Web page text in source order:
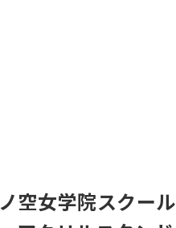
空女学院スクール